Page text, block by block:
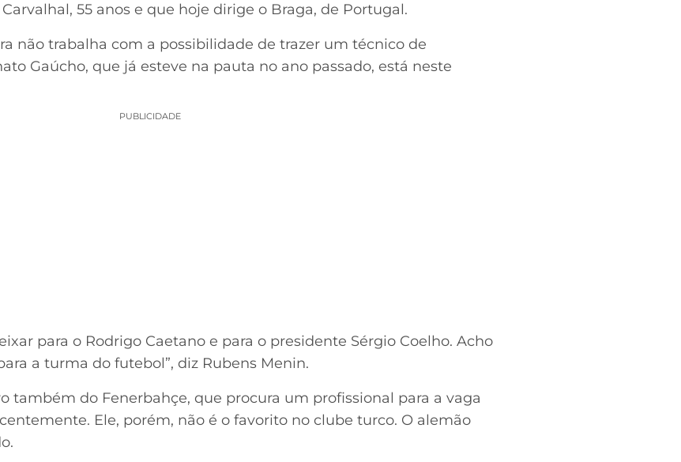
55 anos e que hoje dirige o Braga, de Portugal.
não trabalha com a possibilidade de trazer um técnico de
Gaúcho, que já esteve na pauta no ano passado, está neste
PUBLICIDADE
para o Rodrigo Caetano e para o presidente Sérgio Coelho. Acho
a turma do futebol”, diz Rubens Menin.
também do Fenerbahçe, que procura um profissional para a vaga
Ele, porém, não é o favorito no clube turco. O alemão